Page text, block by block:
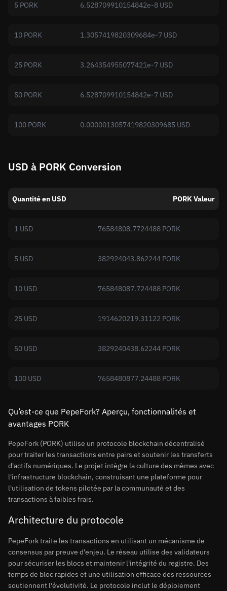
5 PORK 6.528709910154842e-8 USD
10 PORK 1.3057419820309684e-7 USD
25 PORK 3.264354955077421e-7 USD
50 PORK 6.528709910154842e-7 USD
100 PORK 0.0000013057419820309685 USD
USD à PORK Conversion
Quantité en USD PORK Valeur
1 USD 76584808.7724488 PORK
5 USD 382924043.862244 PORK
10 USD 765848087.724488 PORK
25 USD 1914620219.31122 PORK
50 USD 3829240438.62244 PORK
100 USD 7658480877.24488 PORK
Qu’est-ce que PepeFork? Aperçu, fonctionnalités et
avantages PORK
PepeFork (PORK) utilise un protocole blockchain décentralisé
pour traiter les transactions entre pairs et soutenir les transferts
d'actifs numériques. Le projet intègre la culture des mèmes avec
l'infrastructure blockchain, construisant une plateforme pour
l'utilisation de tokens pilotée par la communauté et des
transactions à faibles frais.
Architecture du protocole
PepeFork traite les transactions en utilisant un mécanisme de
consensus par preuve d'enjeu. Le réseau utilise des validateurs
pour sécuriser les blocs et maintenir l'intégrité du registre. Des
temps de bloc rapides et une utilisation efficace des ressources
soutiennent l'évolutivité. Le protocole inclut le déploiement